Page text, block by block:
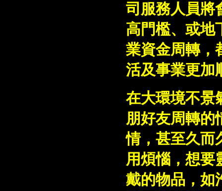
司服務人員將
高門檻、或地
業資金周轉，
活及事業更加
在大環境不景
朋好友周轉的
情，甚至久而
用煩惱，想要
戴的物品，如